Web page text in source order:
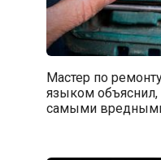
Мастер по
языком объяснил,
самыми